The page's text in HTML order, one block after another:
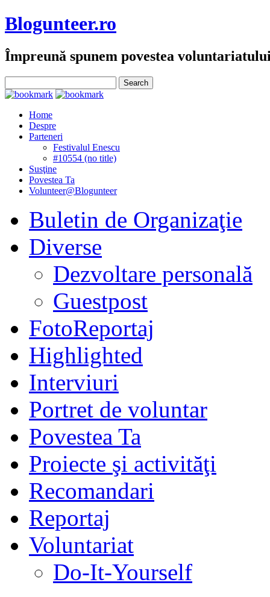
Blogunteer.ro
Împreună spunem povestea
Home
Despre
Parteneri
Festivalul Enescu
#10554 (no title)
Susţine
Povestea Ta
Volunteer@Blogunteer
Buletin de Organizaţie
Diverse
Dezvoltare personală
Guestpost
FotoReportaj
Highlighted
Interviuri
Portret de voluntar
Povestea Ta
Proiecte şi activităţi
Recomandari
Reportaj
Voluntariat
Do-It-Yourself